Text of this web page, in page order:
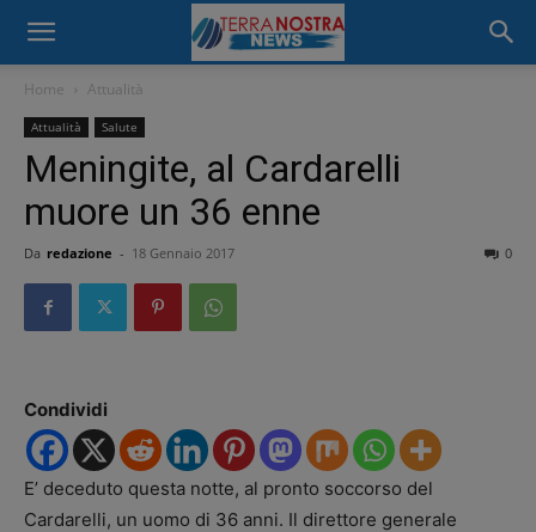
Home Attualità
Attualità Salute
Meningite, al Cardarelli
muore un 36 enne
Da redazione - 18 Gennaio 2017 0
Condividi
E’ deceduto questa notte, al pronto soccorso del
Cardarelli, un uomo di 36 anni. Il direttore generale